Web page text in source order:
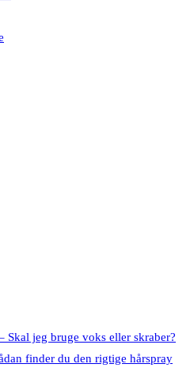
Skal jeg bruge voks eller skraber?
finder du den rigtige hårspray